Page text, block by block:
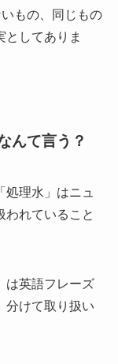
もの、同じもの
としてありま
んて言う？
理水」はニュ
われていること
は英語フレーズ
分けて取り扱い